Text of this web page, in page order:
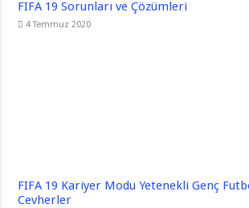
FIFA 19 Sorunları ve Çözümleri
4 Temmuz 2020
FIFA 19 Kariyer Modu Yetenekli Genç
Cevherler